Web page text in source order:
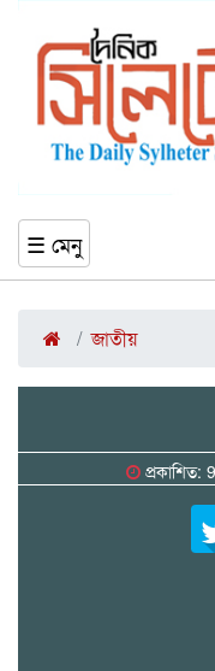
☰ মেনু
জাতীয়
প্রকাশিত: